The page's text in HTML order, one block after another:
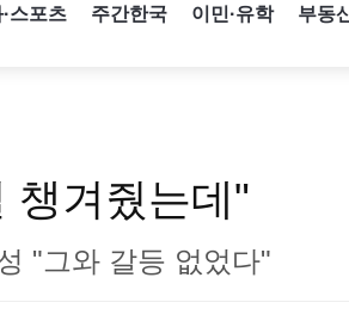
스포츠 주간한국 이민·유학 부동
챙겨줬는데"
"그와 갈등 없었다"